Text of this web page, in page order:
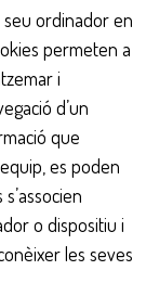
ordinador en
permeten a
i
d’un
que
es poden
o dispositiu i
les seves